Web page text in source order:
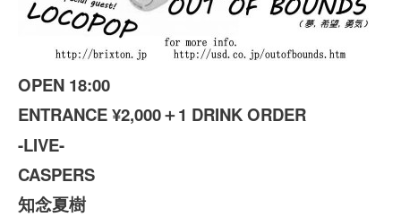
OPEN 18:00
ENTRANCE ¥2,000＋1 DRINK ORDER
-LIVE-
CASPERS
知念夏樹